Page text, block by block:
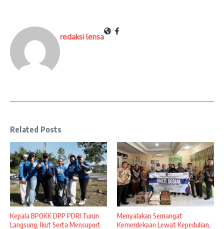
redaksi lensa
Related Posts
Kepala BPOKK DPP PDRI Turun
Langsung, Ikut Serta Mensuport
Menyalakan Semangat
Kemerdekaan Lewat Kepedulian,